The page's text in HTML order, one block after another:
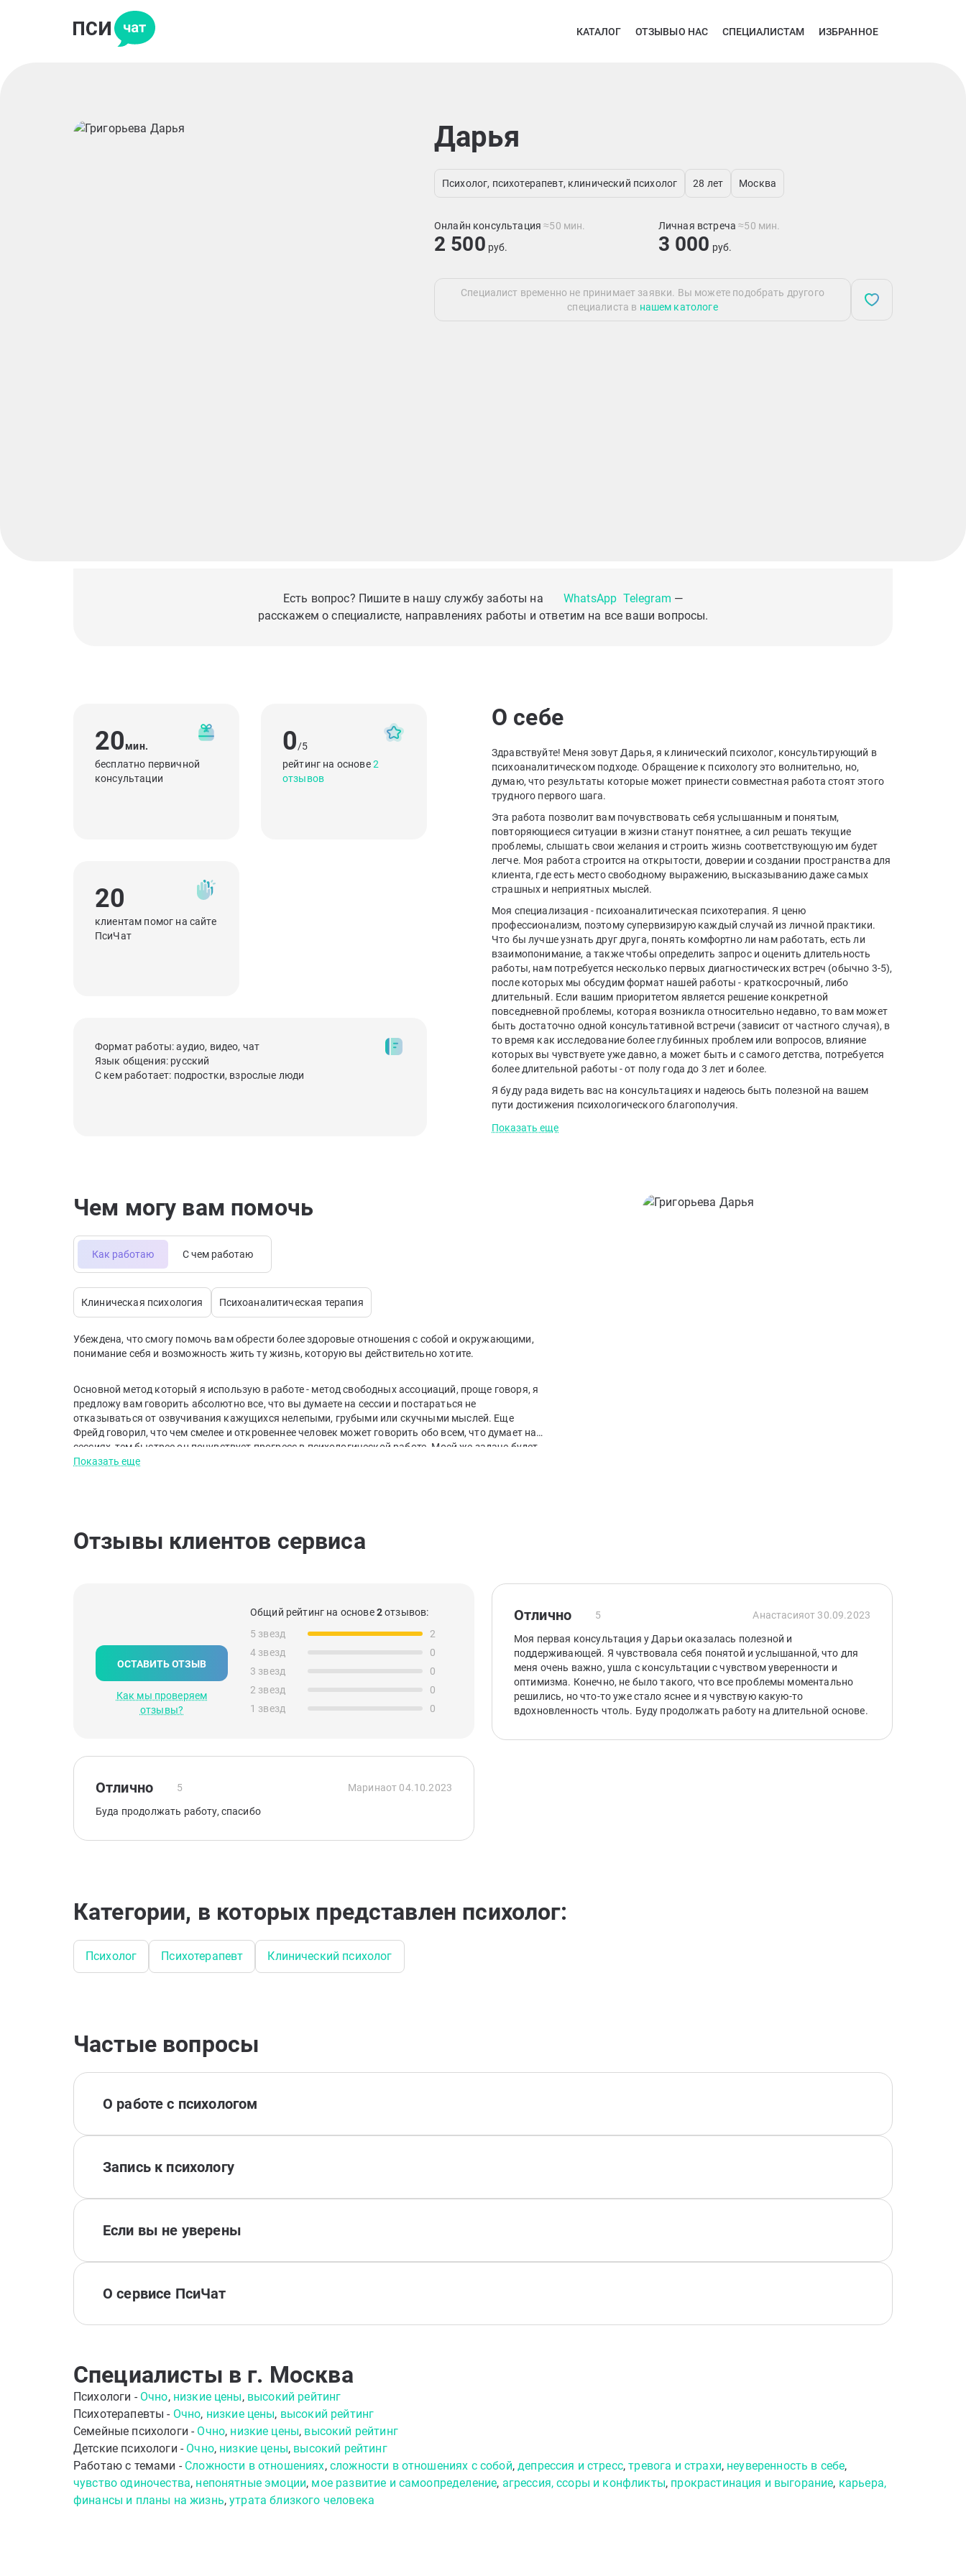
КАТАЛОГ ОТЗЫВЫО НАС СПЕЦИАЛИСТАМ ИЗБРАННОЕ
Дарья
Психолог, психотерапевт, клинический психолог 28 лет Москва
Онлайн консультация≈50 мин.
2 500 руб.
Личная встреча≈50 мин.
3 000 руб.
Специалист временно не принимает заявки. Вы можете подобрать другого
специалиста в нашем катологе
Есть вопрос? Пишите в нашу службу заботы на WhatsApp Telegram —
расскажем о специалисте, направлениях работы и ответим на все ваши вопросы.
20мин.
бесплатно первичной
консультации
0/5
рейтинг на основе2
отзывов
20
клиентам помог на сайте
ПсиЧат
Формат работы: аудио, видео, чат
Язык общения: русский
С кем работает: подростки, взрослые люди
О себе
Здравствуйте! Меня зовут Дарья, я клинический психолог, консультирующий в
психоаналитическом подходе. Обращение к психологу это волнительно, но,
думаю, что результаты которые может принести совместная работа стоят этого
трудного первого шага.
Эта работа позволит вам почувствовать себя услышанным и понятым,
повторяющиеся ситуации в жизни станут понятнее, а сил решать текущие
проблемы, слышать свои желания и строить жизнь соответствующую им будет
легче. Моя работа строится на открытости, доверии и создании пространства для
клиента, где есть место свободному выражению, высказыванию даже самых
страшных и неприятных мыслей.
Моя специализация - психоаналитическая психотерапия. Я ценю
профессионализм, поэтому супервизирую каждый случай из личной практики.
Что бы лучше узнать друг друга, понять комфортно ли нам работать, есть ли
взаимопонимание, а также чтобы определить запрос и оценить длительность
работы, нам потребуется несколько первых диагностических встреч (обычно 3-5),
после которых мы обсудим формат нашей работы - краткосрочный, либо
длительный. Если вашим приоритетом является решение конкретной
повседневной проблемы, которая возникла относительно недавно, то вам может
быть достаточно одной консультативной встречи (зависит от частного случая), в
то время как исследование более глубинных проблем или вопросов, влияние
которых вы чувствуете уже давно, а может быть и с самого детства, потребуется
более длительной работы - от полу года до 3 лет и более.
Я буду рада видеть вас на консультациях и надеюсь быть полезной на вашем
пути достижения психологического благополучия.
Показать еще
Чем могу вам помочь
Как работаю С чем работаю
Клиническая психология Психоаналитическая терапия
Убеждена, что смогу помочь вам обрести более здоровые отношения с собой и окружающими,
понимание себя и возможность жить ту жизнь, которую вы действительно хотите.
Основной метод который я использую в работе - метод свободных ассоциаций, проще говоря, я
предложу вам говорить абсолютно все, что вы думаете на сессии и постараться не
отказываться от озвучивания кажущихся нелепыми, грубыми или скучными мыслей. Еще
Фрейд говорил, что чем смелее и откровеннее человек может говорить обо всем, что думает на
сессиях, тем быстрее он почувствует прогресс в психологической работе. Моей же задаче будет
анализировать, связывать и придавать новые смыслы тому, что вы говорите, через это обретая
Показать еще
Отзывы клиентов сервиса
ОСТАВИТЬ ОТЗЫВ
Как мы проверяем
отзывы?
Общий рейтинг на основе2отзывов:
5 звезд
2
4 звезд
0
3 звезд
0
2 звезд
0
1 звезд
0
Отлично 5 Маринаот 04.10.2023
Буда продолжать работу, спасибо
Отлично 5 Анастасияот 30.09.2023
Моя первая консультация у Дарьи оказалась полезной и
поддерживающей. Я чувствовала себя понятой и услышанной, что для
меня очень важно, ушла с консультации с чувством уверенности и
оптимизма. Конечно, не было такого, что все проблемы моментально
решились, но что-то уже стало яснее и я чувствую какую-то
вдохновленность чтоль. Буду продолжать работу на длительной основе.
Категории, в которых представлен психолог:
Психолог Психотерапевт Клинический психолог
Частые вопросы
О работе с психологом
Запись к психологу
Если вы не уверены
О сервисе ПсиЧат
Специалисты в г. Москва
Психологи - Очно, низкие цены, высокий рейтинг
Психотерапевты - Очно, низкие цены, высокий рейтинг
Семейные психологи - Очно, низкие цены, высокий рейтинг
Детские психологи - Очно, низкие цены, высокий рейтинг
Работаю с темами - Сложности в отношениях, сложности в отношениях с собой,депрессия и стресс,тревога и страхи, неуверенность в себе,
чувство одиночества, непонятные эмоции, мое развитие и самоопределение, агрессия, ссоры и конфликты, прокрастинация и выгорание, карьера,
финансы и планы на жизнь,утрата близкого человека